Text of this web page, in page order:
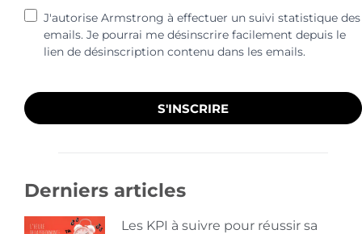
J'autorise Armstrong à effectuer un suivi statistique des
emails. Je pourrai me désinscrire facilement depuis le
lien de désinscription contenu dans les emails.
S'INSCRIRE
Derniers articles
Les KPI à suivre pour réussir sa